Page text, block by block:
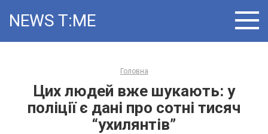
NEWS T:ME
Головна
Цих людей вже шукають: у
поліції є дані про сотні тисяч
“ухилянтів”